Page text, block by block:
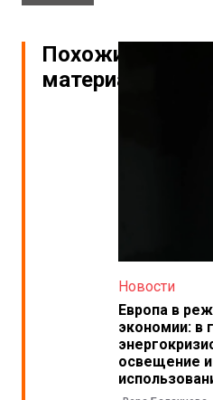
Похожие
материалы
Новости
Европа в
экономии: в
освещение